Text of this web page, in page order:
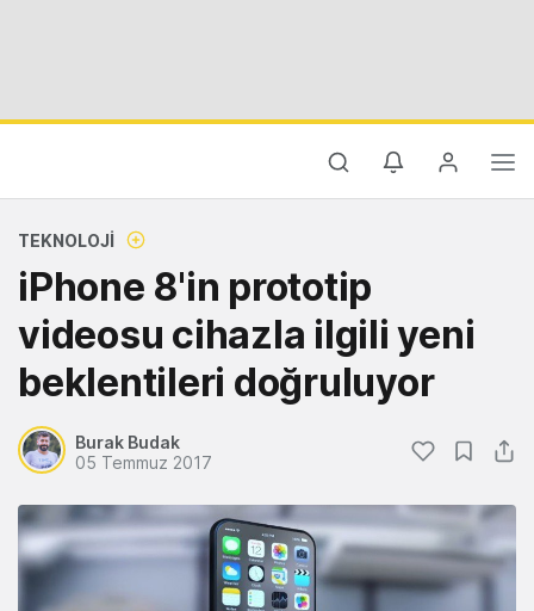
TEKNOLOJI
iPhone 8'in prototip
videosu cihazla ilgili yeni
beklentileri doğruluyor
Burak Budak
05 Temmuz 2017